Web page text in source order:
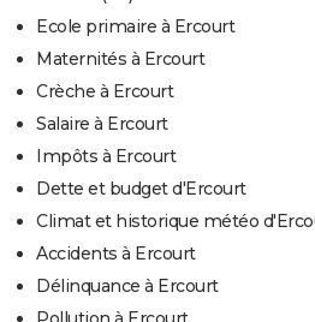
Ecole primaire à Ercourt
Maternités à Ercourt
Crèche à Ercourt
Salaire à Ercourt
Impôts à Ercourt
Dette et budget d'Ercourt
Climat et historique météo
Accidents à Ercourt
Délinquance à Ercourt